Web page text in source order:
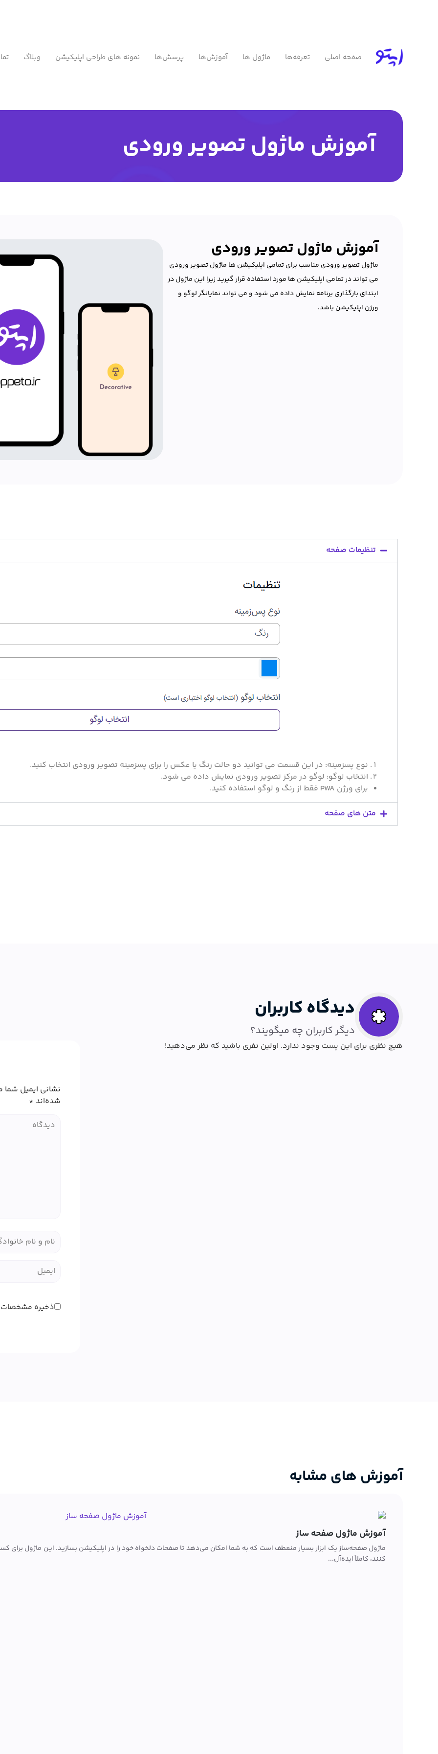
صفحه اصلی تعرفه‌ها ماژول ها آموزش‌ها پرسش‌ها نمونه های طراحی اپلیکیشن وبلاگ
آموزش ماژول تصویر ورودی
آموزش ماژول تصویر ورودی
ماژول تصویر ورودی مناسب برای تمامی اپلیکیشن ها ماژول تصویر ورودی
می تواند در تمامی اپلیکیشن ها مورد استفاده قرار گیرید زیرا این ماژول در
ابتدای بارگذاری برنامه نمایش داده می شود و می تواند نمایانگر لوگو و
ورژن اپلیکیشن باشد.
تنظیمات صفحه
نوع پسزمینه: در این قسمت می توانید دو حالت رنگ یا عکس را برای پسزمینه تصویر ورودی انتخاب کنید.
انتخاب لوگو: لوگو در مرکز تصویر ورودی نمایش داده می شود.
برای ورژن PWA فقط از رنگ و لوگو استفاده کنید.
متن های صفحه
دیدگاه کاربران
دیگر کاربران چه میگویند؟
هیچ نظری برای این پست وجود ندارد. اولین نفری باشید که نظر می‌دهید!
نشانی ایمیل
شده‌اند *
ذخیره
آموزش های مشابه
آموزش ماژول صفحه ساز
ماژول صفحه‌ساز یک ابزار بسیار منعطف است که به شما امکان می‌دهد تا صفحات دلخواه خود را در اپلیکیشن بسازید. این ماژول برای
کنند، کاملاً ایده‌آل...